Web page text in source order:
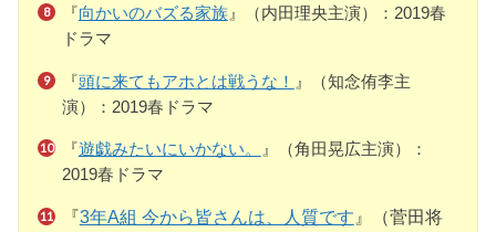
『向かいのバズる家族』（内田理央主演）：2019春
ドラマ
『頭に来てもアホとは戦うな！ 』（知念侑李主
演）：2019春ドラマ
『遊戯みたいにいかない。
』（角田晃広主演）：
2019春ドラマ
『3年A組 今から皆さんは、人質です 』（菅田将